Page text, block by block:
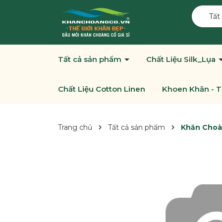
Tất
Tất cả sản phẩm Chất Liệu Silk_Lụa
Chất Liệu Cotton Linen Khoen Khăn -
Trang chủ Tất cả sản phẩm Khăn